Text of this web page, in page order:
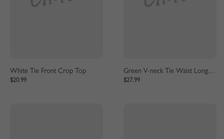
White Tie Front Crop Top
$20.99
Green V-neck Tie Waist Long Sleeve Mini Dress
$27.99